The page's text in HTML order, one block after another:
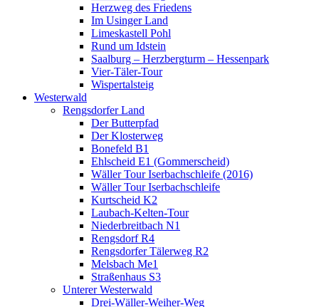
Herzweg des Friedens
Im Usinger Land
Limeskastell Pohl
Rund um Idstein
Saalburg – Herzbergturm – Hessenpark
Vier-Täler-Tour
Wispertalsteig
Westerwald
Rengsdorfer Land
Der Butterpfad
Der Klosterweg
Bonefeld B1
Ehlscheid E1 (Gommerscheid)
Wäller Tour Iserbachschleife (2016)
Wäller Tour Iserbachschleife
Kurtscheid K2
Laubach-Kelten-Tour
Niederbreitbach N1
Rengsdorf R4
Rengsdorfer Tälerweg R2
Melsbach Me1
Straßenhaus S3
Unterer Westerwald
Drei-Wäller-Weiher-Weg